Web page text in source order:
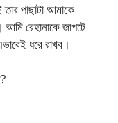
পাছাটা আমাকে
রেহানাকে জাপটে
ধরে রাখব।